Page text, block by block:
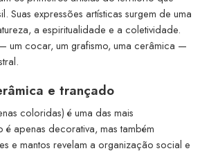
Suas expressões artísticas surgem de uma
a espiritualidade e a coletividade.
cocar, um grafismo, uma cerâmica —
e trançado
coloridas) é uma das mais
é apenas decorativa, mas também
e mantos revelam a organização social e